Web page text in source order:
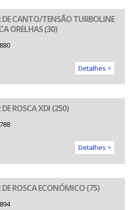
DE CANTO/TENSÃO TURBOLINE
ORELHAS (30)
Detalhes >
ROSCA XDI (250)
Detalhes >
ROSCA ECONÓMICO (75)